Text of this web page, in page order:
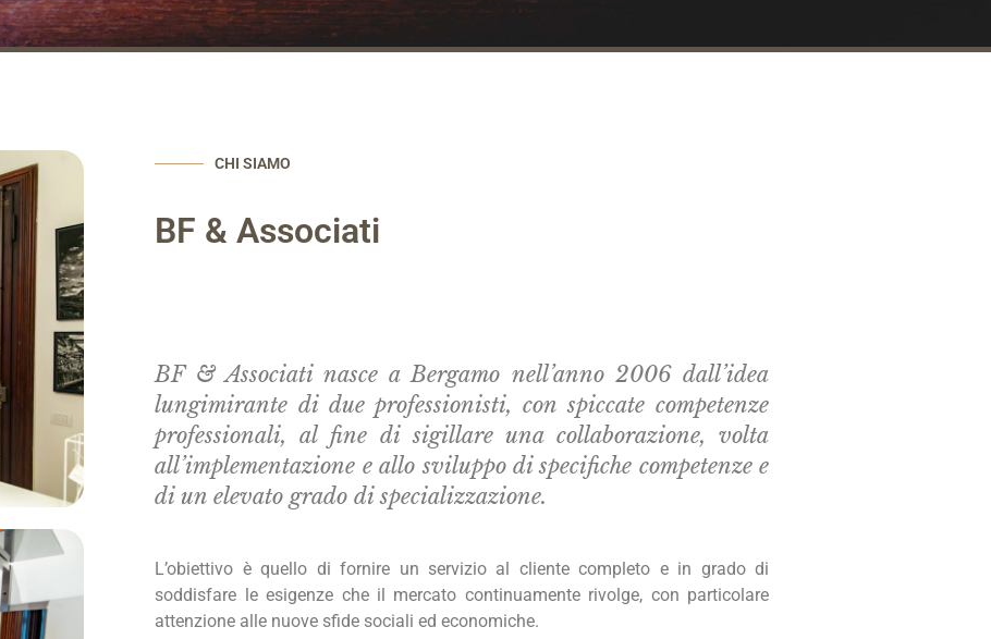
CHI SIAMO
BF & Associati
BF & Associati nasce a Bergamo nell’anno 2006 dall’idea
lungimirante di due professionisti, con spiccate competenze
professionali, al fine di sigillare una collaborazione, volta
all’implementazione e allo sviluppo di specifiche competenze e
di un elevato grado di specializzazione.
L’obiettivo è quello di fornire un servizio al cliente completo e in grado di
soddisfare le esigenze che il mercato continuamente rivolge, con particolare
attenzione alle nuove sfide sociali ed economiche.